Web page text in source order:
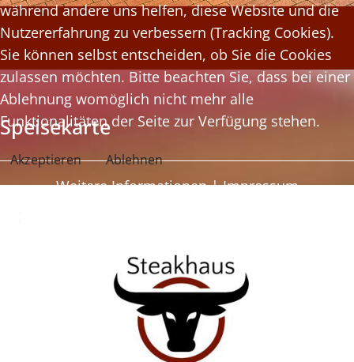
Speisekarte
während andere uns helfen, diese Website und die
Nutzererfahrung zu verbessern (Tracking Cookies).
Sie können selbst entscheiden, ob Sie die Cookies
zulassen möchten. Bitte beachten Sie, dass bei einer
Ablehnung womöglich nicht mehr alle
Funktionalitäten der Seite zur Verfügung stehen.
Akzeptieren Ablehnen
Weitere Informationen|Impressum